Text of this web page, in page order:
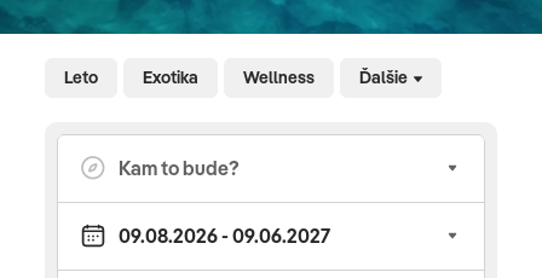
našej ponuke nájdete atraktívne pobyty v
mori, plavby loďou, poznávacie zájazdy alebo
zaujímavé detské paušále a pobyty na Slovensku
majú deti úplne zdarma. V mnohých hoteloch
doma aj v zahraničí sa o zábavu detí starajú
slovenskí animátori rodinného klubu Planet Fun.
Do letných destinácií sa s nami dostanete letecky
Ďalšie
Leto Exotika Wellness